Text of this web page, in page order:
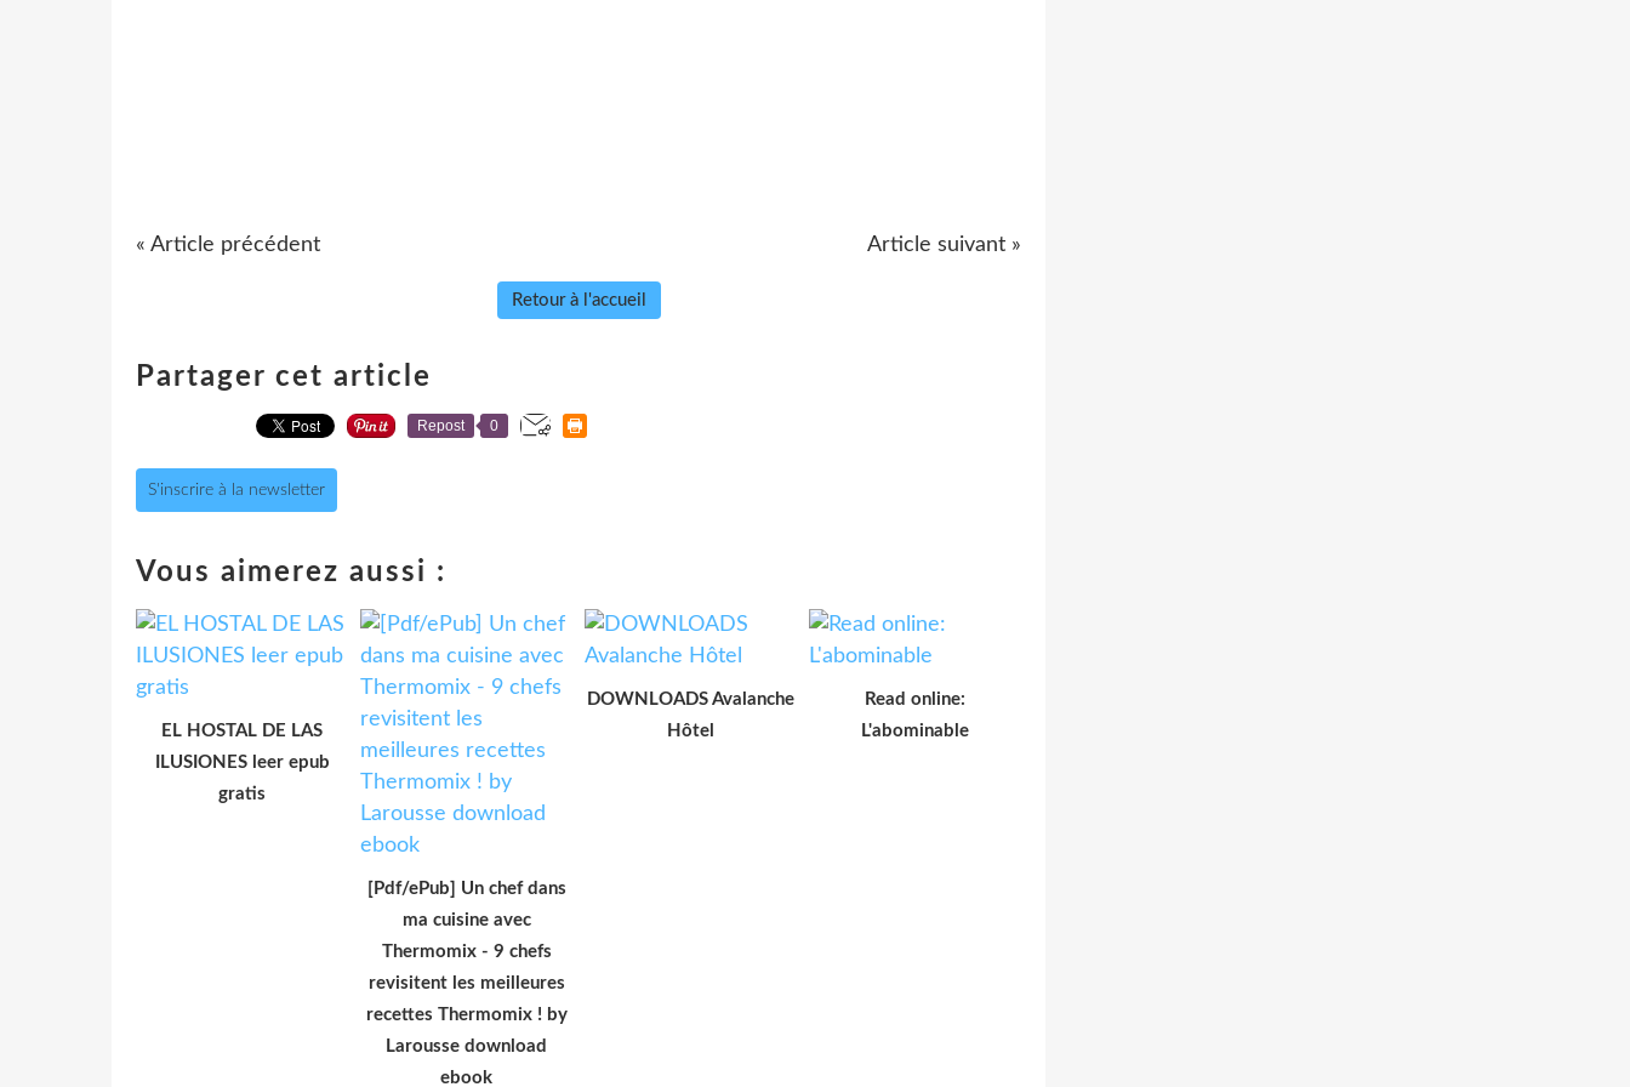
« Article précédent Article suivant »
Retour à l'accueil
Partager cet article
Repost 0
S'inscrire à la newsletter
Vous aimerez aussi :
EL HOSTAL DE LAS
ILUSIONES leer epub
gratis
[Pdf/ePub] Un chef dans
ma cuisine avec
Thermomix - 9 chefs
revisitent les meilleures
recettes Thermomix ! by
Larousse download
ebook
DOWNLOADS Avalanche
Hôtel
Read online:
L'abominable